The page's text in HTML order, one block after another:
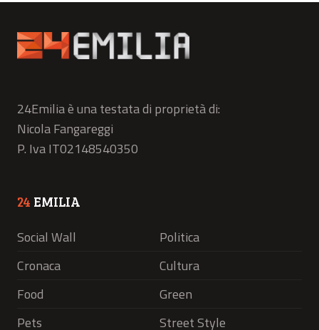
24Emilia è una testata di proprietà di:
Nicola Fangareggi
P. Iva IT02148540350
24 EMILIA
Social Wall
Politica
Cronaca
Cultura
Food
Green
Pets
Street Style